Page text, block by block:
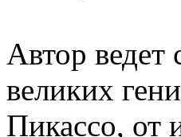
Автор ведет
великих
Пикассо, от